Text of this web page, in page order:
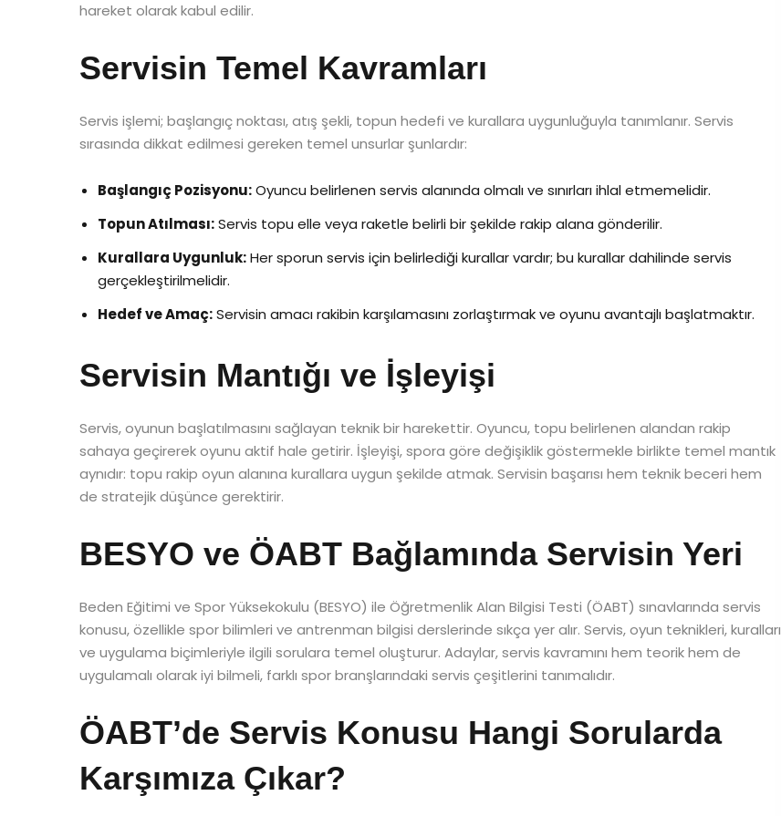
hareket olarak kabul edilir.
Servisin Temel Kavramları
Servis işlemi; başlangıç noktası, atış şekli, topun hedefi ve kurallara uygunluğuyla tanımlanır. Servis
sırasında dikkat edilmesi gereken temel unsurlar şunlardır:
Başlangıç Pozisyonu:Oyuncu belirlenen servis alanında olmalı ve sınırları ihlal etmemelidir.
Topun Atılması:Servis topu elle veya raketle belirli bir şekilde rakip alana gönderilir.
Kurallara Uygunluk:Her sporun servis için belirlediği kurallar vardır; bu kurallar dahilinde servis
gerçekleştirilmelidir.
Hedef ve Amaç:Servisin amacı rakibin karşılamasını zorlaştırmak ve oyunu avantajlı başlatmaktır.
Servisin Mantığı ve İşleyişi
Servis, oyunun başlatılmasını sağlayan teknik bir harekettir. Oyuncu, topu belirlenen alandan rakip
sahaya geçirerek oyunu aktif hale getirir. İşleyişi, spora göre değişiklik göstermekle birlikte temel mantık
aynıdır: topu rakip oyun alanına kurallara uygun şekilde atmak. Servisin başarısı hem teknik beceri hem
de stratejik düşünce gerektirir.
BESYO ve ÖABT Bağlamında Servisin Yeri
Beden Eğitimi ve Spor Yüksekokulu (BESYO) ile Öğretmenlik Alan Bilgisi Testi (ÖABT) sınavlarında servis
konusu, özellikle spor bilimleri ve antrenman bilgisi derslerinde sıkça yer alır. Servis, oyun teknikleri, kuralları
ve uygulama biçimleriyle ilgili sorulara temel oluşturur. Adaylar, servis kavramını hem teorik hem de
uygulamalı olarak iyi bilmeli, farklı spor branşlarındaki servis çeşitlerini tanımalıdır.
ÖABT’de Servis Konusu Hangi Sorularda
Karşımıza Çıkar?